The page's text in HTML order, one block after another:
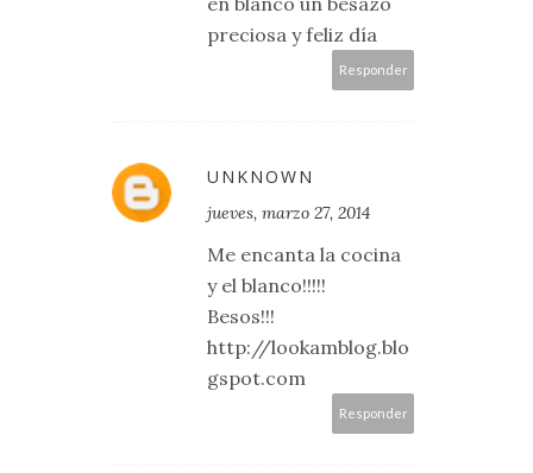
preciosa y feliz día
Responder
UNKNOWN
jueves, marzo 27, 2014
Me encanta la cocina
y el blanco!!!!!
Besos!!!
http://lookamblog.blo
gspot.com
Responder